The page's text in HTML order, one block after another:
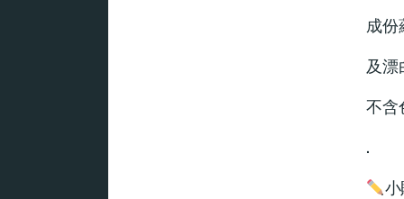
成份
及漂
不含
.
小